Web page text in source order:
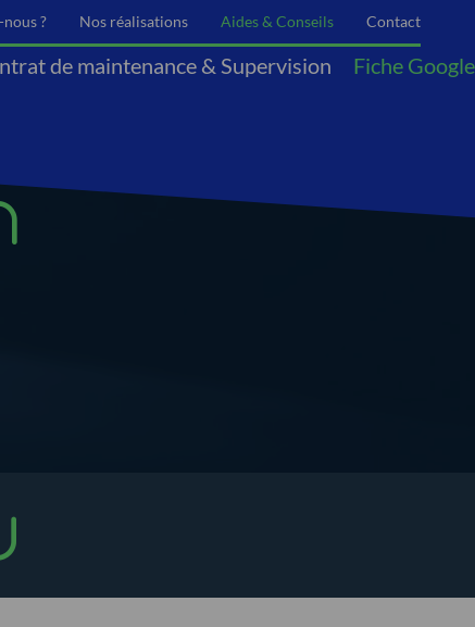
? Nos réalisations Aides & Conseils Contact
Collectivités
de maintenance & Supervision Fiche Google